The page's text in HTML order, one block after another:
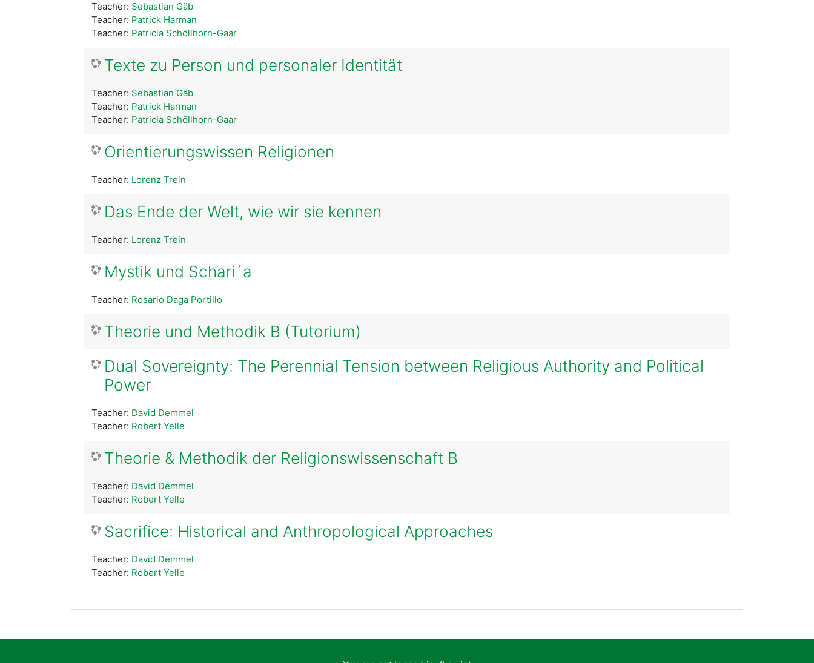
Teacher: Sebastian Gäb
Teacher: Patrick Harman
Teacher: Patricia Schöllhorn-Gaar
Texte zu Person und personaler Identität
Teacher: Sebastian Gäb
Teacher: Patrick Harman
Teacher: Patricia Schöllhorn-Gaar
Orientierungswissen Religionen
Teacher: Lorenz Trein
Das Ende der Welt, wie wir sie kennen
Teacher: Lorenz Trein
Mystik und Schari´a
Teacher: Rosario Daga Portillo
Theorie und Methodik B (Tutorium)
Dual Sovereignty: The Perennial Tension between Religious Authority and Political
Power
Teacher: David Demmel
Teacher: Robert Yelle
Theorie & Methodik der Religionswissenschaft B
Teacher: David Demmel
Teacher: Robert Yelle
Sacrifice: Historical and Anthropological Approaches
Teacher: David Demmel
Teacher: Robert Yelle